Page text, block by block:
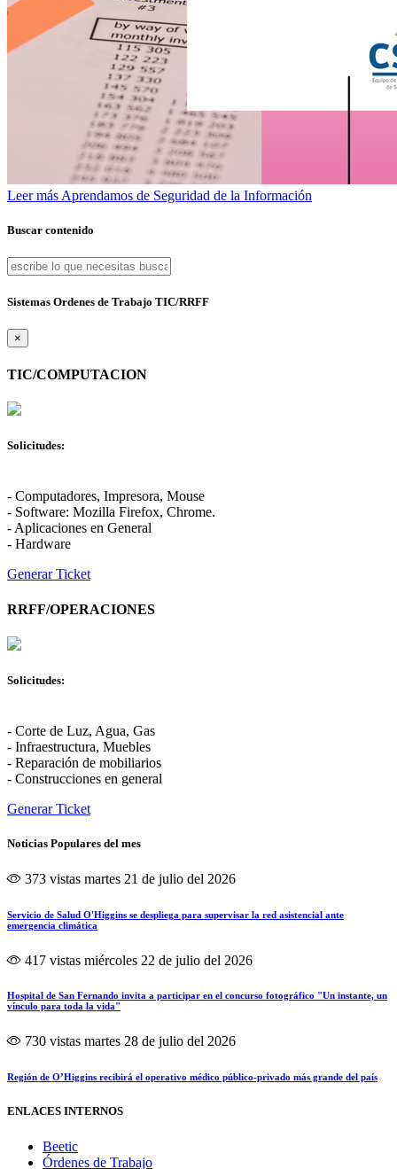
Leer más Aprendamos de Seguridad de la Información
Buscar contenido
Sistemas Ordenes de Trabajo TIC/RRFF
×
TIC/COMPUTACION
Solicitudes:
- Computadores, Impresora, Mouse
- Software: Mozilla Firefox, Chrome.
- Aplicaciones en General
- Hardware
Generar Ticket
RRFF/OPERACIONES
Solicitudes:
- Corte de Luz, Agua, Gas
- Infraestructura, Muebles
- Reparación de mobiliarios
- Construcciones en general
Generar Ticket
Noticias Populares del mes
373 vistas martes 21 de julio del 2026
Servicio de Salud O'Higgins se despliega para supervisar la red asistencial ante
emergencia climática
417 vistas miércoles 22 de julio del 2026
Hospital de San Fernando invita a participar en el concurso fotográfico "Un instante, un
vínculo para toda la vida"
730 vistas martes 28 de julio del 2026
Región de O’Higgins recibirá el operativo médico público-privado más grande del país
ENLACES INTERNOS
Beetic
Órdenes de Trabajo